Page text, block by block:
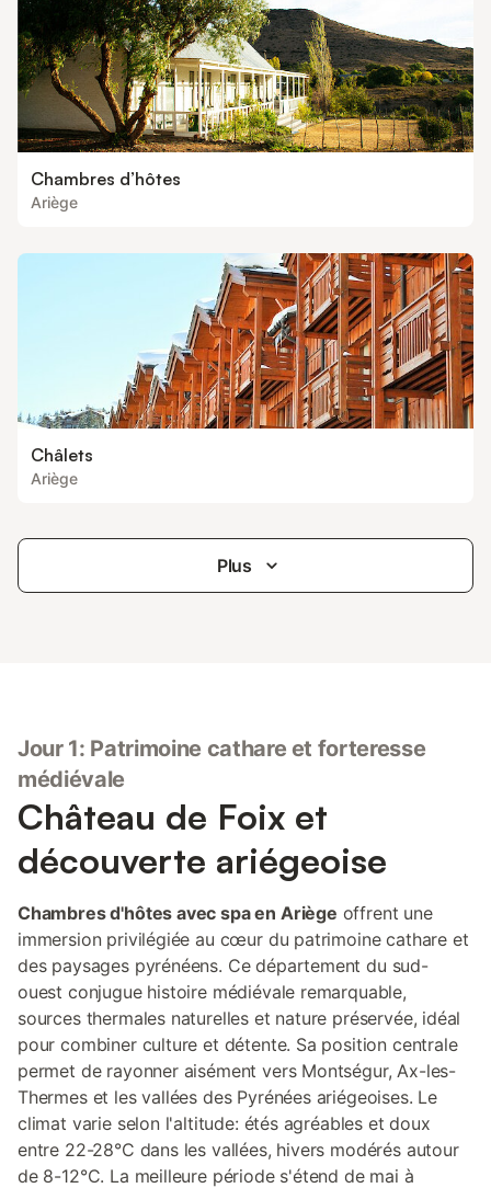
Chambres d’hôtes
Ariège
Châlets
Ariège
Plus
Jour 1: Patrimoine cathare et forteresse
médiévale
Château de Foix et
découverte ariégeoise
Chambres d'hôtes avec spa en Ariège offrent une
immersion privilégiée au cœur du patrimoine cathare et
des paysages pyrénéens. Ce département du sud-
ouest conjugue histoire médiévale remarquable,
sources thermales naturelles et nature préservée, idéal
pour combiner culture et détente. Sa position centrale
permet de rayonner aisément vers Montségur, Ax-les-
Thermes et les vallées des Pyrénées ariégeoises. Le
climat varie selon l'altitude: étés agréables et doux
entre 22-28°C dans les vallées, hivers modérés autour
de 8-12°C. La meilleure période s'étend de mai à